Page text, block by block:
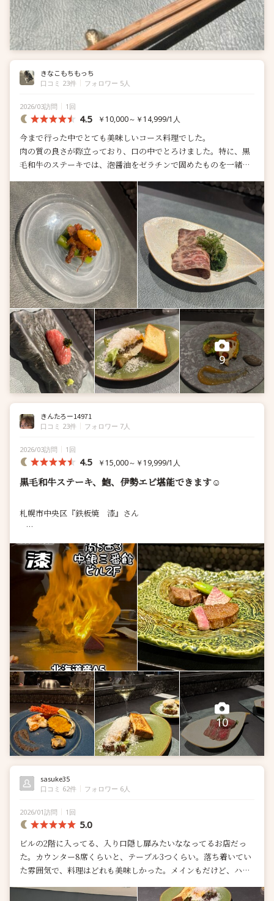
きなこもちもっち
口コミ 23件 フォロワー 5人
2026/03訪問 1回
4.5 ￥10,000～￥14,999/1人
今まで行った中でとても美味しいコース料理でした。
肉の質の良さが際立っており、口の中でとろけました。特に、黒
毛和牛のステーキでは、泡醤油をゼラチンで固めたものを一緒に
また、...
9
きんたろー14971
口コミ 23件 フォロワー 7人
2026/03訪問 1回
4.5 ￥15,000～￥19,999/1人
黒毛和牛ステーキ、鮑、伊勢エビ堪能できます☺️
札幌市中央区『鉄板焼 漆』さん⠀
⠀
あれ？入口はどこ？？て一瞬迷ったけど⠀
ちゃんとお店ありました笑⠀
隠れ家的...
10
sasuke35
口コミ 62件 フォロワー 6人
2026/01訪問 1回
5.0
ビルの2階に入ってる、入り口隠し扉みたいななってるお店だっ
た。カウンター8席くらいと、テーブル3つくらい。落ち着いてい
た雰囲気で、料理はどれも美味しかった。メインもだけど、ハン